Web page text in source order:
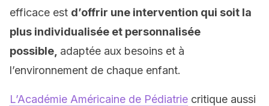
efficace est d’offrir une intervention qui soit la
plus individualisée et personnalisée
possible, adaptée aux besoins et à
l’environnement de chaque enfant.
L’Académie Américaine de Pédiatrie critique aussi